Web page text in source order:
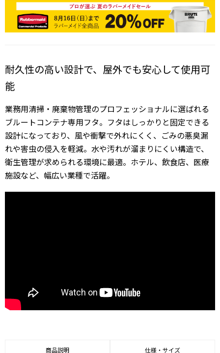
耐久性の高い設計で、屋外でも安心して使用可
能
業務用清掃・廃棄物管理のプロフェッショナルに選ばれる
ブルートコンテナ専用フタ。フタはしっかりと固定できる
設計になっており、風や衝撃で外れにくく、ごみの悪臭漏
れや害虫の侵入を軽減。水や汚れが溜まりにくい構造で、
衛生管理が求められる環境に最適。ホテル、飲食店、医療
施設など、幅広い業種で活躍。
商品説明 仕様・サイズ